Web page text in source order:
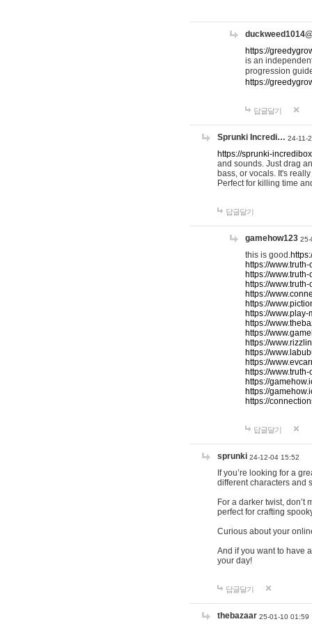
https://
is an
progression
https://
답글달기
Sprunki Incredi… 24-11-
https://sprunki-
and sounds. Just drag
bass, or vocals. It's
Perfect for killing time
답글달기
gamehow123 25-
this is good.
https://
https://
https://
https://
https://
https://
https://
https://
https://
https://
https://
https://
https://
https://
https://
답글달기
sprunki 24-12-04 15:52
If you’re looking for a
different characters and
For a darker twist, don’t
perfect for crafting
Curious about your
And if you want to have
your day!
답글달기
thebazaar 25-01-10 01:59